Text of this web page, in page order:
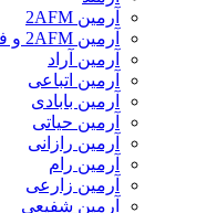
آرمین 2AFM
آرمین 2AFM و فریدون آسرایی
آرمین آراد
آرمین اتباعی
آرمین بابادی
آرمین حیاتی
آرمین رازانی
آرمین رام
آرمین زارعی
آرمین شفیعی